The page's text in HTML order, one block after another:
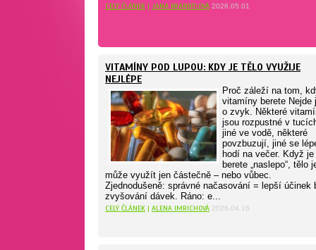
CELÝ ČLÁNEK | JANA BRANDTLOVÁ 2026.05.01
VITAMÍNY POD LUPOU: KDY JE TĚLO VYUŽIJE
NEJLÉPE
Proč záleží na tom,
vitamíny berete Nejde
o zvyk. Některé
jsou rozpustné v
jiné ve vodě, některé
povzbuzují, jiné se
hodí na večer. Když je
berete „naslepo“, tělo
může využít jen částečně – nebo vůbec.
Zjednodušeně: správné načasování = lepší účinek
zvyšování dávek. Ráno: e...
CELÝ ČLÁNEK | ALENA IMRICHOVÁ 2026.04.16